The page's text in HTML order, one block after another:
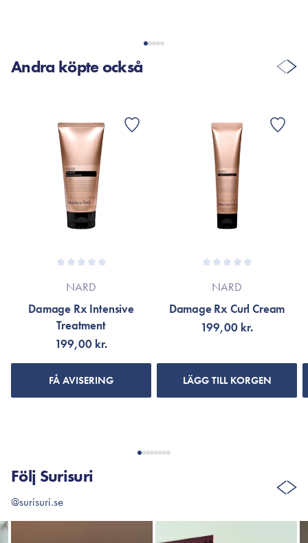
Andra köpte också
NARD
Damage Rx Intensive
Treatment
199,00 kr.
FÅ AVISERING
NARD
Damage Rx Curl Cream
199,00 kr.
LÄGG TILL KORGEN
Följ Surisuri
@surisuri.se